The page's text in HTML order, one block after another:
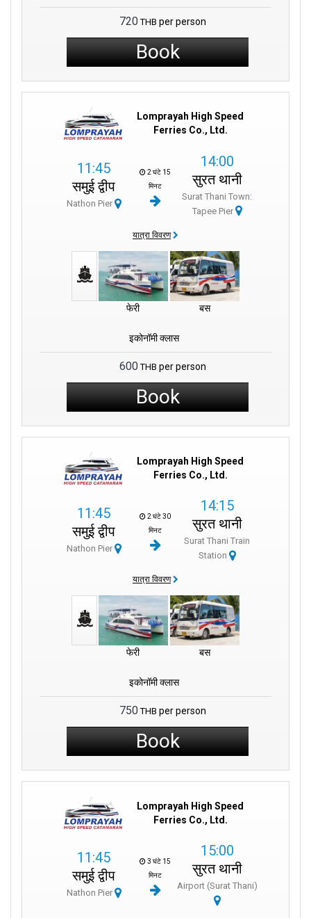
720 THB per person
Book
Lomprayah High Speed
Ferries Co., Ltd.
11:45
समुई द्वीप
Nathon Pier
2 घंटे 15
मिनट
14:00
सुरत थानी
Surat Thani Town:
Tapee Pier
यात्रा विवरण
फेरी बस
इकोनॉमी क्लास
600 THB per person
Book
Lomprayah High Speed
Ferries Co., Ltd.
11:45
समुई द्वीप
Nathon Pier
2 घंटे 30
मिनट
14:15
सुरत थानी
Surat Thani Train
Station
यात्रा विवरण
फेरी बस
इकोनॉमी क्लास
750 THB per person
Book
Lomprayah High Speed
Ferries Co., Ltd.
11:45
समुई द्वीप
Nathon Pier
3 घंटे 15
मिनट
15:00
सुरत थानी
Airport (Surat Thani)